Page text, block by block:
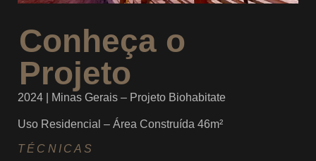
Conheça o
Projeto
2024 | Minas Gerais – Projeto Biohabitate
Uso Residencial – Área Construída 46m²
TÉCNICAS